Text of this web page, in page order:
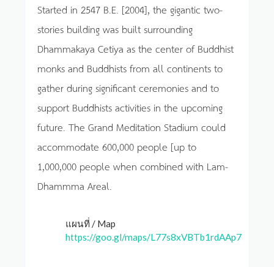
Started in 2547 B.E. [2004], the gigantic two-
stories building was built surrounding
Dhammakaya Cetiya as the center of Buddhist
monks and Buddhists from all continents to
gather during significant ceremonies and to
support Buddhists activities in the upcoming
future. The Grand Meditation Stadium could
accommodate 600,000 people [up to
1,000,000 people when combined with Lam-
Dhammma Areal.
แผนที่ / Map
https://goo.gl/maps/L77s8xVBTb1rdAAp7